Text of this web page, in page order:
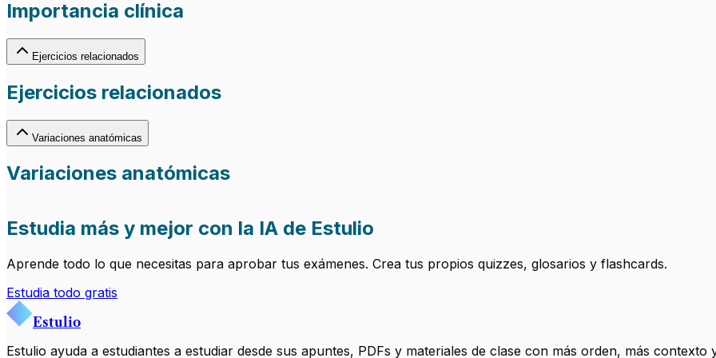
Importancia clínica
Ejercicios relacionados
Ejercicios relacionados
Variaciones anatómicas
Variaciones anatómicas
Estudia más y mejor con la IA de Estulio
Aprende todo lo que necesitas para aprobar tus exámenes. Crea tus propios quizzes, glosarios y flashcards.
Estudia todo gratis
Estulio
Estulio ayuda a estudiantes a estudiar desde sus apuntes, PDFs y materiales de clase con más orden, más contexto